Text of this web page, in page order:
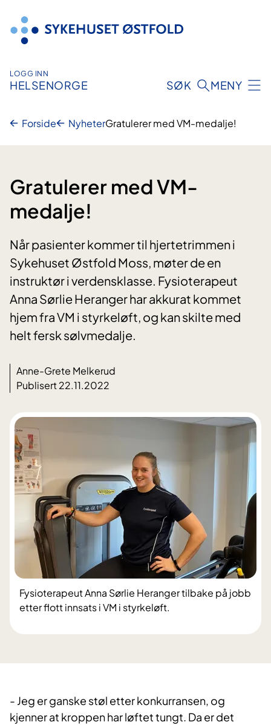
innhold
LOGG INN
HELSENORGE SØK MENY
Forside NyheterGratulerer med VM-medalje!
Gratulerer med VM-
medalje!
Når pasienter kommer til hjertetrimmen i
Sykehuset Østfold Moss, møter de en
instruktør i verdensklasse. Fysioterapeut
Anna Sørlie Heranger har akkurat kommet
hjem fra VM i styrkeløft, og kan skilte med
helt fersk sølvmedalje.
Anne-Grete Melkerud
Publisert 22.11.2022
Fysioterapeut Anna Sørlie Heranger tilbake på jobb
etter flott innsats i VM i styrkeløft.
- Jeg er ganske støl etter konkurransen, og
kjenner at kroppen har løftet tungt. Da er det